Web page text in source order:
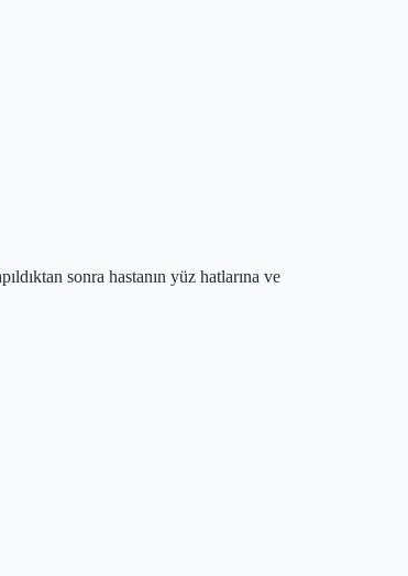
sonra hastanın yüz hatlarına ve